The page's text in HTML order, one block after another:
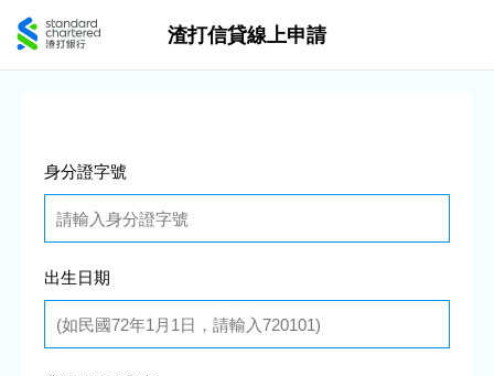
渣打信貸線上申請
身分證字號
出生日期